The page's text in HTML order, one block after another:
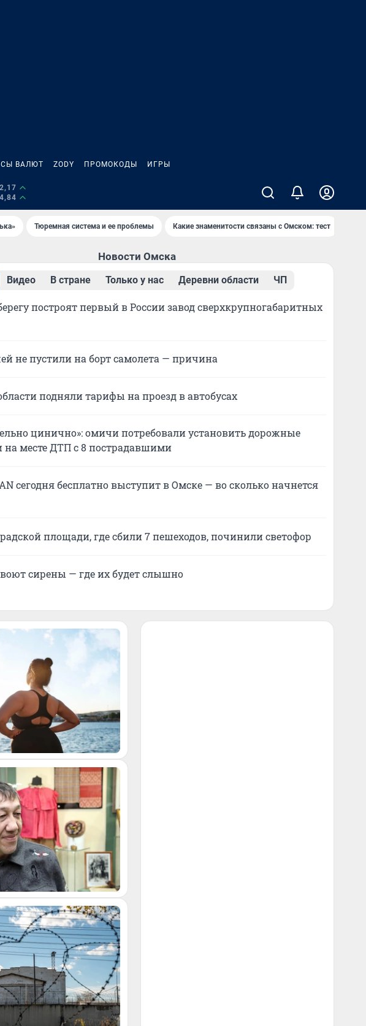
ВАЛЮТ ZODY ПРОМОКОДЫ ИГРЫ
Тюремная система и ее проблемы Какие знаменитости связаны с Омском: тест
Новости Омска
Видео В стране Только у нас Деревни области ЧП
построят первый в России завод сверхкрупногабаритных
не пустили на борт самолета — причина
подняли тарифы на проезд в автобусах
цинично»: омичи потребовали установить дорожные
на месте ДТП с 8 пострадавшими
сегодня бесплатно выступит в Омске — во сколько начнется
площади, где сбили 7 пешеходов, починили светофор
сирены — где их будет слышно